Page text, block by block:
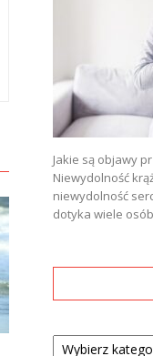
Jakie są objawy
Niewydolność
niewydolność
dotyka wiele osób
Kategorie